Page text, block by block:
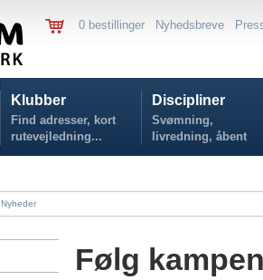
0 bestillinger Nyhedsbreve
Klubber
Find adresser, kort
rutevejledning...
Discipliner
Svømning,
livredning, åbent
vand...
Nyheder
Følg